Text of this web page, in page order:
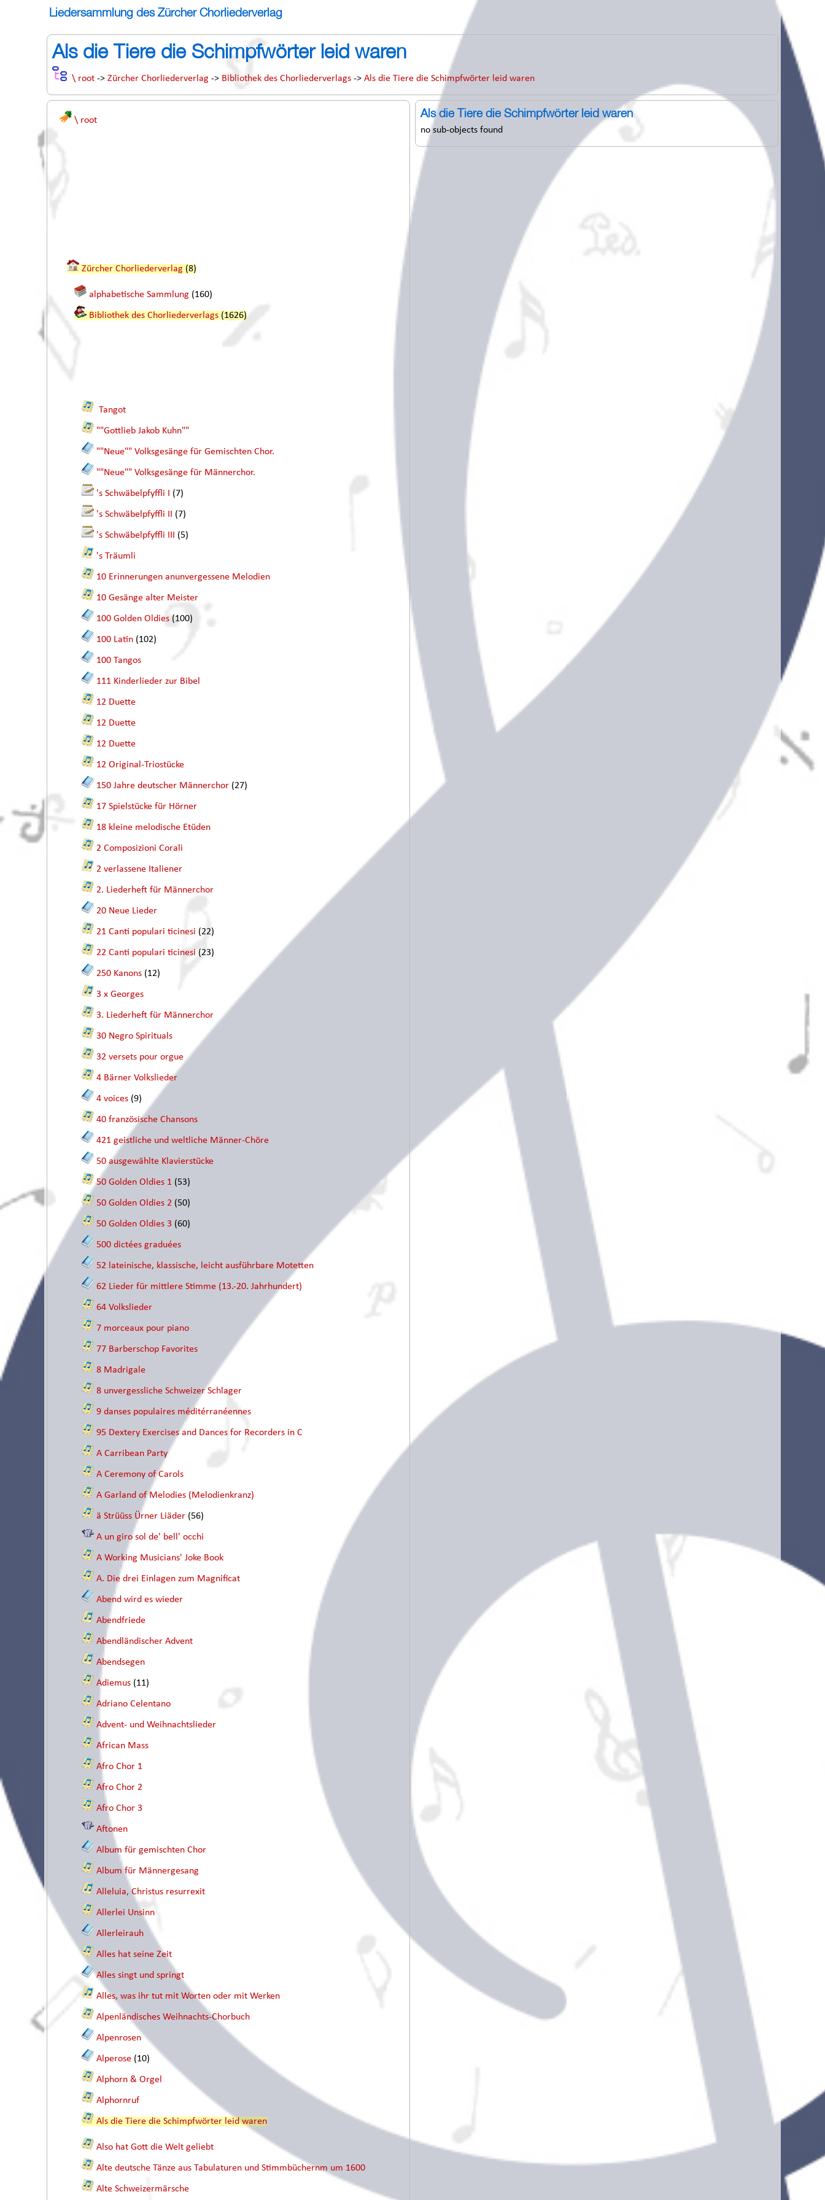
Liedersammlung des Zürcher Chorliederverlag
Als die Tiere die Schimpfwörter leid waren
\ root -> Zürcher Chorliederverlag -> Bibliothek des Chorliederverlags -> Als die Tiere die Schimpfwörter leid waren
\ root
Zürcher Chorliederverlag (8)
alphabetische Sammlung (160)
Bibliothek des Chorliederverlags (1626)
Tangot
""Gottlieb Jakob Kuhn""
""Neue"" Volksgesänge für Gemischten Chor.
""Neue"" Volksgesänge für Männerchor.
's Schwäbelpfyffli I (7)
's Schwäbelpfyffli II (7)
's Schwäbelpfyffli III (5)
's Träumli
10 Erinnerungen anunvergessene Melodien
10 Gesänge alter Meister
100 Golden Oldies (100)
100 Latin (102)
100 Tangos
111 Kinderlieder zur Bibel
12 Duette
12 Duette
12 Duette
12 Original-Triostücke
150 Jahre deutscher Männerchor (27)
17 Spielstücke für Hörner
18 kleine melodische Etüden
2 Composizioni Corali
2 verlassene Italiener
2. Liederheft für Männerchor
20 Neue Lieder
21 Canti populari ticinesi (22)
22 Canti populari ticinesi (23)
250 Kanons (12)
3 x Georges
3. Liederheft für Männerchor
30 Negro Spirituals
32 versets pour orgue
4 Bärner Volkslieder
4 voices (9)
40 französische Chansons
421 geistliche und weltliche Männer-Chöre
50 ausgewählte Klavierstücke
50 Golden Oldies 1 (53)
50 Golden Oldies 2 (50)
50 Golden Oldies 3 (60)
500 dictées graduées
52 lateinische, klassische, leicht ausführbare Motetten
62 Lieder für mittlere Stimme (13.-20. Jahrhundert)
64 Volkslieder
7 morceaux pour piano
77 Barberschop Favorites
8 Madrigale
8 unvergessliche Schweizer Schlager
9 danses populaires méditérranéennes
95 Dextery Exercises and Dances for Recorders in C
A Carribean Party
A Ceremony of Carols
A Garland of Melodies (Melodienkranz)
ä Strüüss Ürner Liäder (56)
A un giro sol de' bell' occhi
A Working Musicians' Joke Book
A. Die drei Einlagen zum Magnificat
Abend wird es wieder
Abendfriede
Abendländischer Advent
Abendsegen
Adiemus (11)
Adriano Celentano
Advent- und Weihnachtslieder
African Mass
Afro Chor 1
Afro Chor 2
Afro Chor 3
Aftonen
Album für gemischten Chor
Album für Männergesang
Alleluia, Christus resurrexit
Allerlei Unsinn
Allerleirauh
Alles hat seine Zeit
Alles singt und springt
Alles, was ihr tut mit Worten oder mit Werken
Alpenländisches Weihnachts-Chorbuch
Alpenrosen
Alperose (10)
Alphorn & Orgel
Alphornruf
Als die Tiere die Schimpfwörter leid waren
Also hat Gott die Welt geliebt
Alte deutsche Tänze aus Tabulaturen und Stimmbüchernm um 1600
Alte Schweizermärsche
Als die Tiere die Schimpfwörter leid waren
no sub-objects found